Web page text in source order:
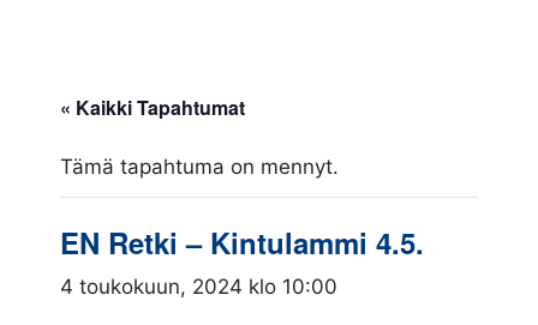
« Kaikki Tapahtumat
Tämä tapahtuma on mennyt.
EN Retki – Kintulammi 4.5.
4 toukokuun, 2024 klo 10:00